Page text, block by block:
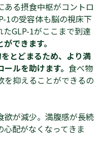
ある摂食中枢がコントロ
1の受容体も脳の視床下
GLP-1がここまで到達
できます。
とどまるため、より満
ルを助けます。 食べ物
を抑えることができるの
欲が減少。満腹感が長続
配がなくなってきま